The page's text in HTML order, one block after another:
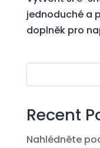
jednoduché a
doplněk pro
Recent
Nahlédněte